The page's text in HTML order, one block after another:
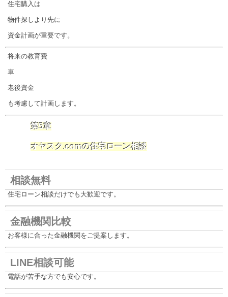
住宅購入は
物件探しより先に
資金計画が重要です。
将来の教育費
車
老後資金
も考慮して計画します。
第5章
オヤスク.comの住宅ローン相談
相談無料
住宅ローン相談だけでも大歓迎です。
金融機関比較
お客様に合った金融機関をご提案します。
LINE相談可能
電話が苦手な方でも安心です。